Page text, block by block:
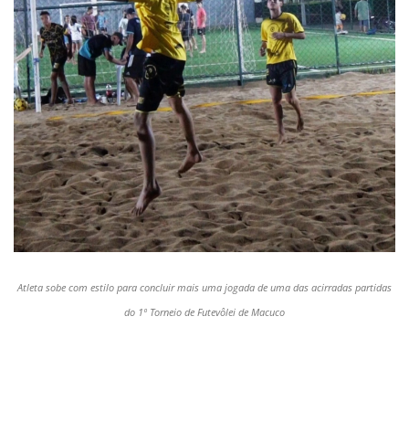
Atleta sobe com estilo para concluir mais uma jogada de uma das acirradas partidas
do 1º Torneio de Futevôlei de Macuco